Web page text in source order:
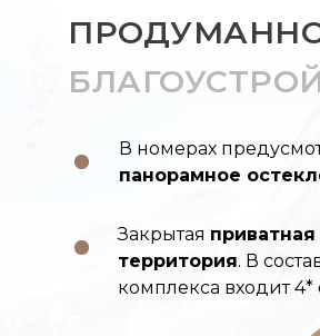
Закрытая приватная
территория. В
комплекса входит 4*
В номерах
панорамное